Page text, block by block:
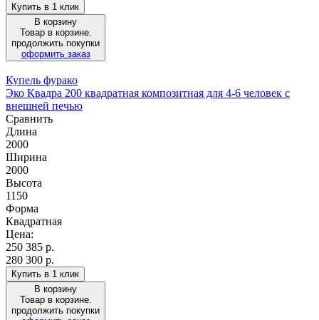
Купить в 1 клик
В корзину
Товар в корзине.
продолжить покупки
оформить заказ
Купель фурако
Эко Квадра 200 квадратная композитная для 4-6 человек с
внешней печью
Сравнить
Длина
2000
Ширина
2000
Высота
1150
Форма
Квадратная
Цена:
250 385 р.
280 300 р.
Купить в 1 клик
В корзину
Товар в корзине.
продолжить покупки